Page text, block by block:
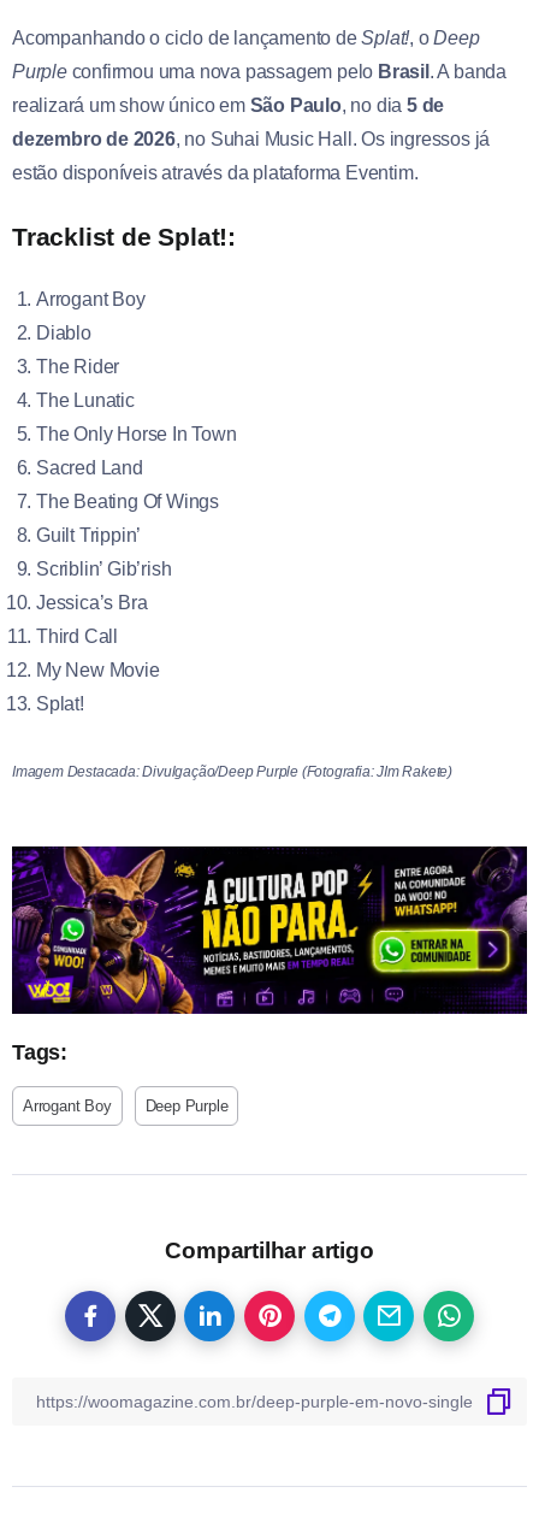
Acompanhando o ciclo de lançamento deSplat!, oDeep
Purpleconfirmou uma nova passagem pelo Brasil . A banda
realizará um show único em São Paulo, no dia5 de
dezembro de 2026, no Suhai Music Hall. Os ingressos já
estão disponíveis através da plataforma Eventim.
Tracklist deSplat!:
Arrogant Boy
Diablo
The Rider
The Lunatic
The Only Horse In Town
Sacred Land
The Beating Of Wings
Guilt Trippin’
Scriblin’ Gib’rish
Jessica’s Bra
Third Call
My New Movie
Splat!
Imagem Destacada: Divulgação/Deep Purple (Fotografia: JIm Rakete)
Tags:
Arrogant Boy Deep Purple
Compartilhar artigo